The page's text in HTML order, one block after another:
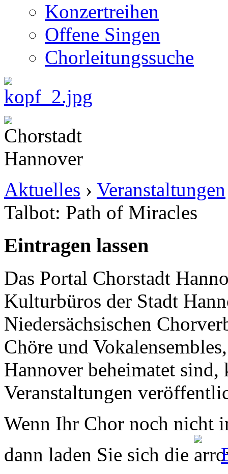
Konzertreihen
Offene Singen
Chorleitungssuche
Aktuelles › Veranstaltungen
Talbot: Path of Miracles
Eintragen lassen
Das Portal Chorstadt
Kulturbüros der Stadt
Niedersächsischen
Chöre und
Hannover beheimatet sind,
Veranstaltungen
Wenn Ihr Chor noch nicht
dann laden Sie sich die